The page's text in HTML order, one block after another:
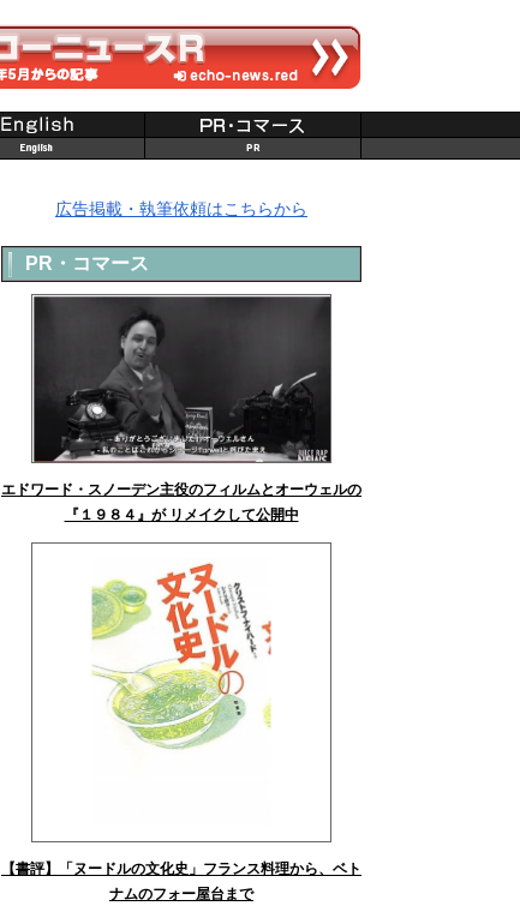
広告掲載・執筆依頼はこちらから
PR・コマース
エドワード・スノーデン主役のフィルムとオーウェルの
『１９８４』が リメイクして公開中
【書評】「ヌードルの文化史」フランス料理から、ベト
ナムのフォー屋台まで